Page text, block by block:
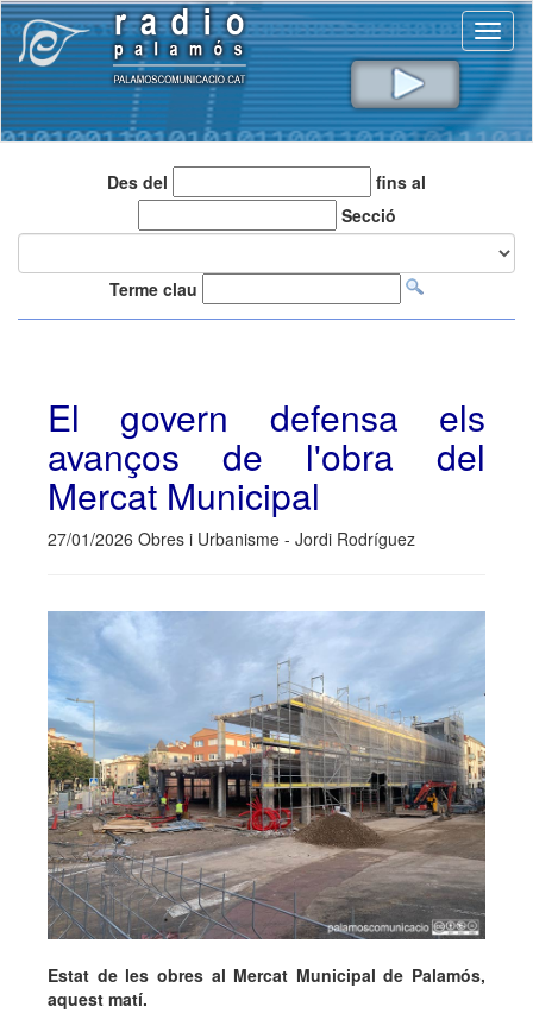
Des del
fins al
Secció
Terme clau
El govern defensa els
avanços de l'obra del
Mercat Municipal
27/01/2026 Obres i Urbanisme - Jordi Rodríguez
Estat de les obres al Mercat Municipal de Palamós,
aquest matí.